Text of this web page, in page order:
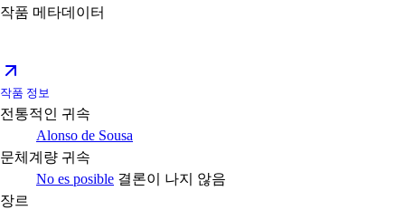
작품 메타데이터
작품 정보
전통적인 귀속
Alonso de Sousa
문체계량 귀속
No es posible 결론이 나지 않음
장르